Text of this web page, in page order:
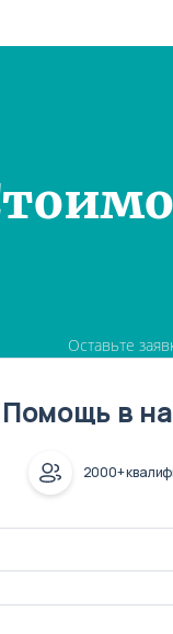
Оставьте
Помощь в
2000+